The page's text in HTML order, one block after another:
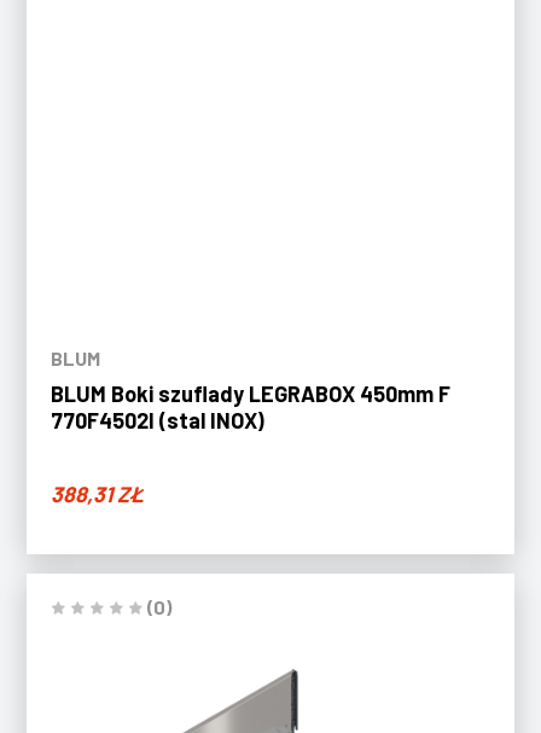
BLUM
BLUM Boki szuflady LEGRABOX 450mm F
770F4502I (stal INOX)
388,31ZŁ
(0)